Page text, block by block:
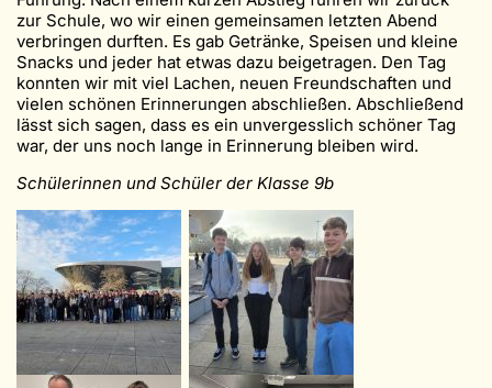
zur Schule, wo wir einen gemeinsamen letzten Abend
verbringen durften. Es gab Getränke, Speisen und kleine
Snacks und jeder hat etwas dazu beigetragen. Den Tag
konnten wir mit viel Lachen, neuen Freundschaften und
vielen schönen Erinnerungen abschließen. Abschließend
lässt sich sagen, dass es ein unvergesslich schöner Tag
war, der uns noch lange in Erinnerung bleiben wird.
Schülerinnen und Schüler der Klasse 9b